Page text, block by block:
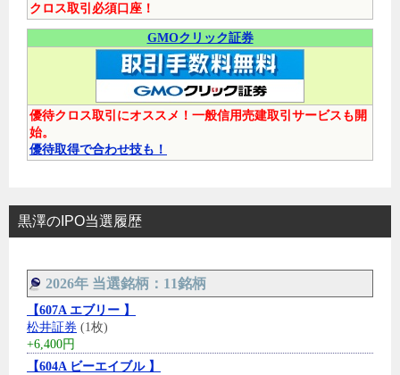
クロス取引必須口座！
GMOクリック証券
優待クロス取引にオススメ！一般信用売建取引サービスも開
始。
優待取得で合わせ技も！
黒澤のIPO当選履歴
2026年 当選銘柄：11銘柄
【607A エブリー 】
松井証券 (1枚)
+6,400円
【604A ビーエイブル 】